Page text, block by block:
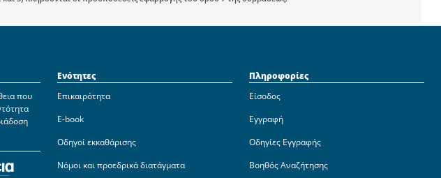
που
Ενότητες
Επικαιρότητα
E-book
Οδηγοί εκκαθάρισης
Νόμοι και προεδρικά διατάγματα
Πληροφορίες
Είσοδος
Εγγραφή
Οδηγίες Εγγραφής
Βοηθός Αναζήτησης